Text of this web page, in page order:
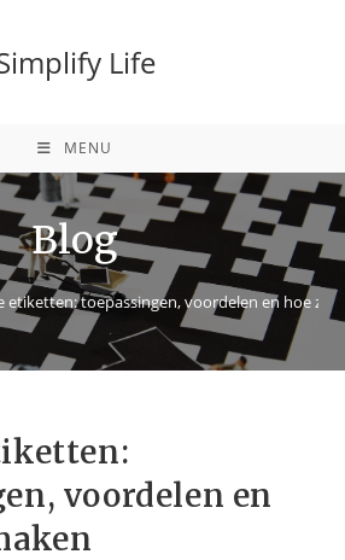
Life
MENU
Blog
etiketten: toepassingen, voordelen en hoe ze
voordelen en